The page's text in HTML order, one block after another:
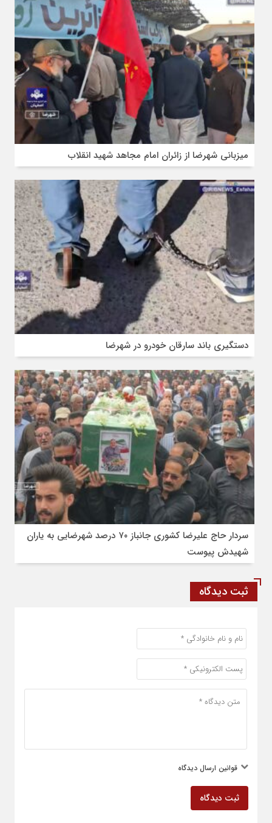
میزبانی شهرضا از زائران امام مجاهد شهید انقلاب
دستگیری باند سارقان خودرو در شهرضا
سردار حاج علیرضا کشوری جانباز ۷۰ درصد شهرضایی به یاران
شهیدش پیوست
ثبت دیدگاه
قوانین ارسال دیدگاه
ثبت دیدگاه